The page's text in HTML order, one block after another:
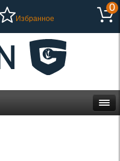
Избранное
0